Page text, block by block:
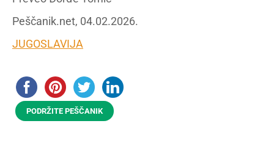
Peščanik.net, 04.02.2026.
JUGOSLAVIJA
PODRŽITE PEŠČANIK